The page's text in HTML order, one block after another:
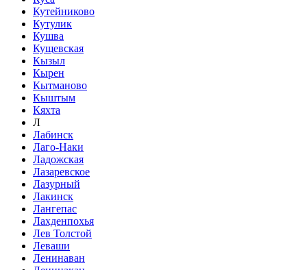
Кутейниково
Кутулик
Кушва
Кущевская
Кызыл
Кырен
Кытманово
Кыштым
Кяхта
Л
Лабинск
Лаго-Наки
Ладожская
Лазаревское
Лазурный
Лакинск
Лангепас
Лахденпохья
Лев Толстой
Леваши
Ленинаван